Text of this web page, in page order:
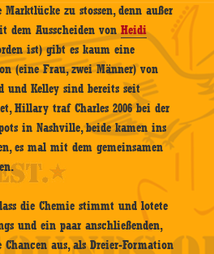
Marktlücke zu stossen, denn außer
dem Ausscheiden vonHeidi
ist) gibt es kaum eine
(eine Frau, zwei Männer) von
und Kelley sind bereits seit
Hillary traf Charles 2006 bei der
in Nashville, beide kamen ins
es mal mit dem gemeinsamen
die Chemie stimmt und lotete
und ein paar anschließenden,
Chancen aus, als Dreier-Formation